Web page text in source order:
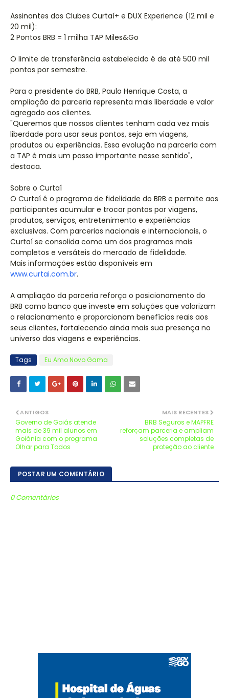
Assinantes dos Clubes Curtaí+ e DUX Experience (12 mil e
20 mil):
2 Pontos BRB = 1 milha TAP Miles&Go
O limite de transferência estabelecido é de até 500 mil
pontos por semestre.
Para o presidente do BRB, Paulo Henrique Costa, a
ampliação da parceria representa mais liberdade e valor
agregado aos clientes.
"Queremos que nossos clientes tenham cada vez mais
liberdade para usar seus pontos, seja em viagens,
produtos ou experiências. Essa evolução na parceria com
a TAP é mais um passo importante nesse sentido",
destaca.
Sobre o Curtaí
O Curtaí é o programa de fidelidade do BRB e permite aos
participantes acumular e trocar pontos por viagens,
produtos, serviços, entretenimento e experiências
exclusivas. Com parcerias nacionais e internacionais, o
Curtaí se consolida como um dos programas mais
completos e versáteis do mercado de fidelidade.
Mais informações estão disponíveis em
www.curtai.com.br.
A ampliação da parceria reforça o posicionamento do
BRB como banco que investe em soluções que valorizam
o relacionamento e proporcionam benefícios reais aos
seus clientes, fortalecendo ainda mais sua presença no
universo das viagens e experiências.
Tags Eu Amo Novo Gama
MAIS RECENTES
BRB Seguros e MAPFRE
reforçam parceria e ampliam
soluções completas de
proteção ao cliente
ANTIGOS
Governo de Goiás atende
mais de 39 mil alunos em
Goiânia com o programa
Olhar para Todos
POSTAR UM COMENTÁRIO
0 Comentários